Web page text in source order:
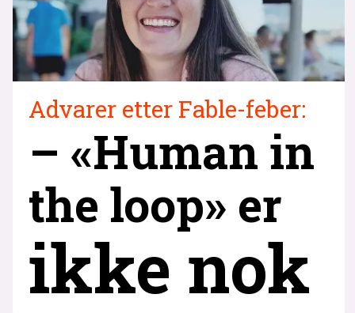
Advarer etter Fable-feber:
– «Human in
the loop» er
ikke nok